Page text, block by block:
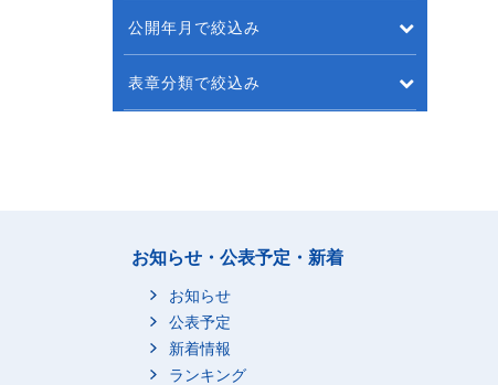
公開年月で絞込み
表章分類で絞込み
お知らせ・公表予定・新着
お知らせ
公表予定
新着情報
ランキング